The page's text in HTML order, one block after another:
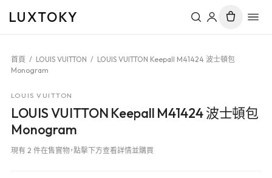
LUXTOKY
首頁 / LOUIS VUITTON / LOUIS VUITTON Keepall M41424 波士頓包
Monogram
LOUIS VUITTON
LOUIS VUITTON Keepall M41424 波士頓包
Monogram
現有 2 件在售實物，點擊下方查看詳情並購買